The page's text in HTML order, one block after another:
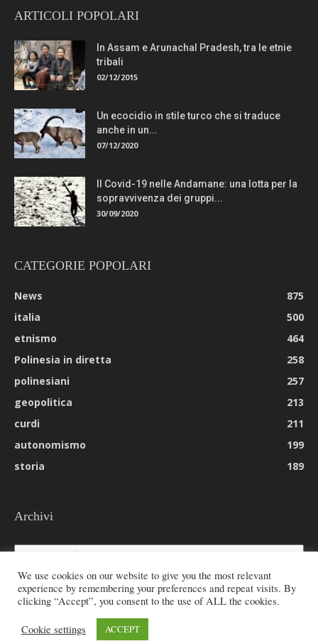
ARTICOLI POPOLARI
In Assam e Arunachal Pradesh, tra le etnie
tribali
02/12/2015
Un ecocidio in stile turco che si traduce
anche in un...
07/12/2020
Il Covid-19 nelle Andamane: una lotta per la
sopravvivenza dei gruppi...
30/09/2020
CATEGORIE POPOLARI
News
875
italia
500
etnismo
464
Polinesia in diretta
258
polinesiani
257
geopolitica
213
curdi
211
autonomismo
199
storia
189
Archivi
Archivi
© 2026 All rights reserved - Etnie -
We use cookies on our website to give you the most relevant
experience by remembering your preferences and repeat visits. By
clicking “Accept”, you consent to the use of ALL the cookies.
Cookie settings ACCEPT